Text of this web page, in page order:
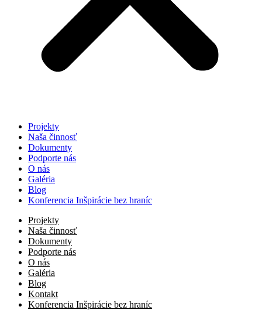
Projekty
Naša činnosť
Dokumenty
Podporte nás
O nás
Galéria
Blog
Konferencia Inšpirácie bez hraníc
Projekty
Naša činnosť
Dokumenty
Podporte nás
O nás
Galéria
Blog
Kontakt
Konferencia Inšpirácie bez hraníc